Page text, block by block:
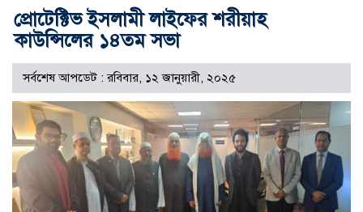
প্রোটেক্টিভ ইসলামী লাইফের শরীয়াহ
কাউন্সিলের ১৪তম সভা
সর্বশেষ আপডেট : রবিবার, ১২ জানুয়ারী, ২০২৫